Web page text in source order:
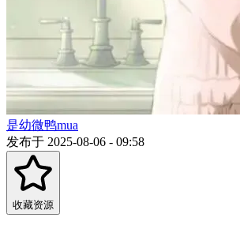
是幼微鸭mua
发布于 2025-08-06 - 09:58
收藏资源